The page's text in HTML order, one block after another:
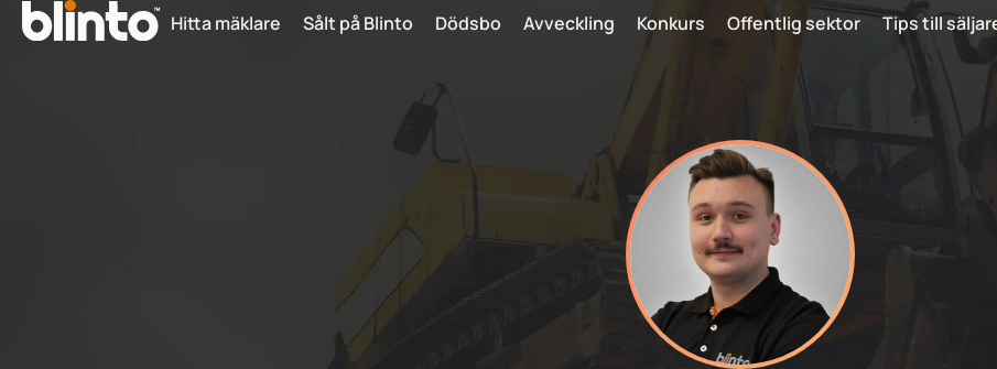
Hitta mäklare Sålt på Blinto Dödsbo Avveckling Konkurs Offentlig sektor Tips till